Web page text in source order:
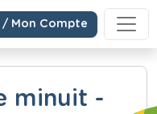
Mon Compte
minuit -